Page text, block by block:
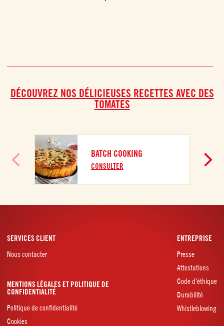
DÉCOUVREZ NOS DÉLICIEUSES RECETTES AVEC DES
TOMATES
BATCH COOKING
CONSULTER
SERVICES CLIENT
Nous contacter
ENTREPRISE
Presse
Attestations
Code d'éthique
Durabilité
Whistleblowing
MENTIONS LÉGALES ET POLITIQUE DE
CONFIDENTIALITÉ
Politique de confidentialité
Cookies